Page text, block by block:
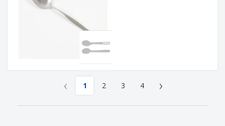
‹ 1 2 3 4 ›